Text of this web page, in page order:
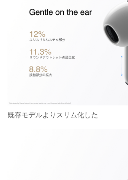
既存モデルよりスリム化した